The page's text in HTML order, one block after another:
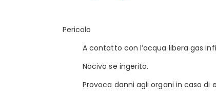
Pericolo
A contatto con l’acqua libera gas
Nocivo se ingerito.
Provoca danni agli organi in caso di